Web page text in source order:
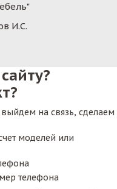
И.С.
на связь, сделаем
моделей или
телефона